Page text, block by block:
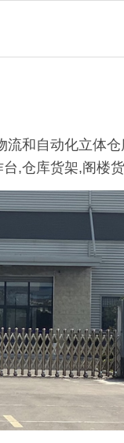
流和自动化立体
,仓库货架,阁楼